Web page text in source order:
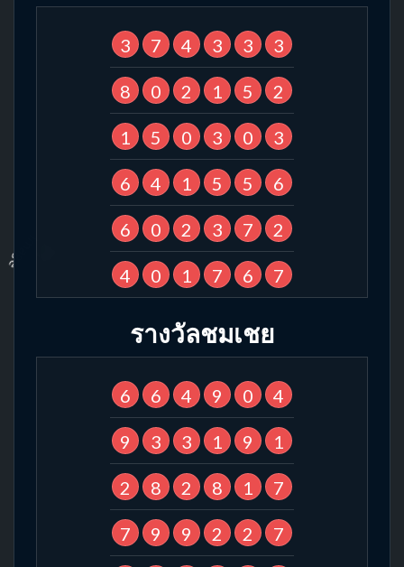
3 7 4 3 3 3
8 0 2 1 5 2
1 5 0 3 0 3
6 4 1 5 5 6
6 0 2 3 7 2
4 0 1 7 6 7
รางวัลชมเชย
6 6 4 9 0 4
9 3 3 1 9 1
2 8 2 8 1 7
7 9 9 2 2 7